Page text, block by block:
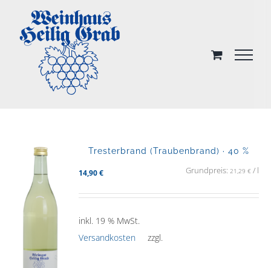
content
Tresterbrand (Traubenbrand) · 40 %
14,90€ Grundpreis: 21,29 €/ l
inkl. 19 % MwSt.
zzgl.
Versandkosten